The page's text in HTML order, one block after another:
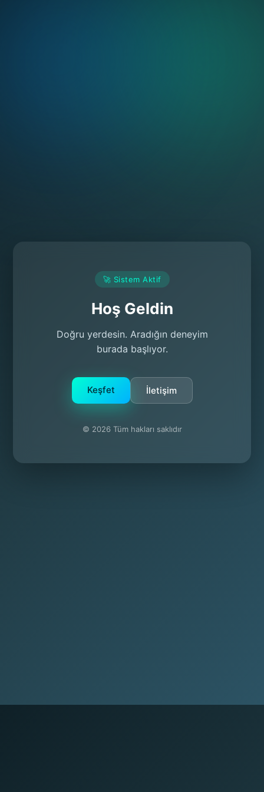
🚀 Sistem Aktif
Hoş Geldin
Doğru yerdesin. Aradığın deneyim
burada başlıyor.
Keşfet İletişim
© 2026 Tüm hakları saklıdır